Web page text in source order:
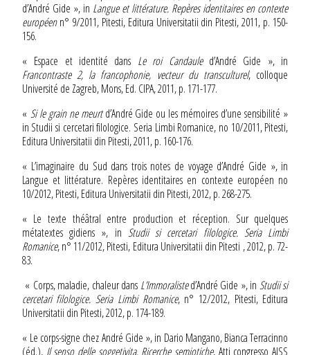
d’André Gide », in Langue et littérature. Repères identitaires en contexte
européenn° 9/2011, Pitesti, Editura Universitatii din Pitesti, 2011, p. 150-
156.
« Espace et identité dans Le roi Candauled’André Gide », in
Francontraste 2, la francophonie, vecteur du transculturel, colloque
Université de Zagreb, Mons, Ed. CIPA, 2011, p. 171-177.
« Si le grain ne meurtd’André Gide ou les mémoires d’une sensibilité »
in Studii si cercetari filologice. Seria Limbi Romanice, no 10/2011, Pitesti,
Editura Universitatii din Pitesti, 2011, p. 160-176.
« L’imaginaire du Sud dans trois notes de voyage d’André Gide », in
Langue et littérature. Repères identitaires en contexte européen no
10/2012, Pitesti, Editura Universitatii din Pitesti, 2012, p. 268-275.
« Le texte théâtral entre production et réception. Sur quelques
métatextes gidiens », in Studii si cercetari filologice. Seria Limbi
Romanice, n° 11/2012, Pitesti, Editura Universitatii din Pitesti , 2012, p. 72-
83.
« Corps, maladie, chaleur dans L’Immoralisted’André Gide », in Studii si
cercetari filologice. Seria Limbi Romanice, n° 12/2012, Pitesti, Editura
Universitatii din Pitesti, 2012, p. 174-189.
« Le corps-signe chez André Gide », in Dario Mangano, Bianca Terracinno
(éd.), Il senso delle soggetivita. Ricerche semiotiche, Atti congresso AISS